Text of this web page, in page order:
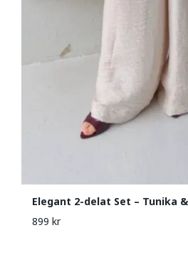
Elegant 2-delat Set – Tunika
899 kr